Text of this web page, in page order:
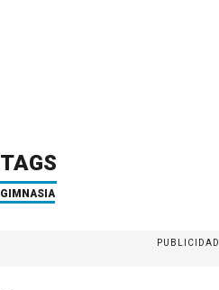
TAGS
GIMNASIA
PUBLICIDAD